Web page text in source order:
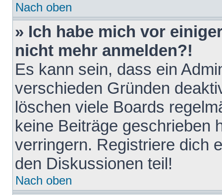
Nach oben
» Ich habe mich vor
nicht mehr anmelden?!
Es kann sein, dass ein
verschieden Gründen
löschen viele Boards
keine Beiträge geschrieben
verringern. Registriere dich
den Diskussionen teil!
Nach oben